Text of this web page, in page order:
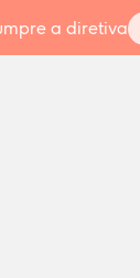
a diretiva